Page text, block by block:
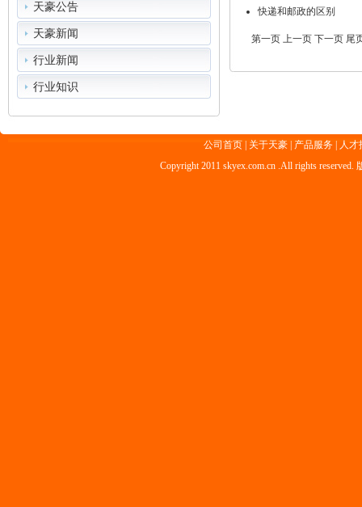
天豪公告
天豪新闻
行业新闻
行业知识
快递和邮政的区别
第一页 上一页下一页 尾
公司首页 关于天豪 产品服务
人才
Copyright 2011 skyex.com.cn .All rights